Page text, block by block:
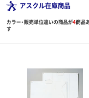
アスクル在庫商品
カラー・販売単位違いの商品が4商品
す